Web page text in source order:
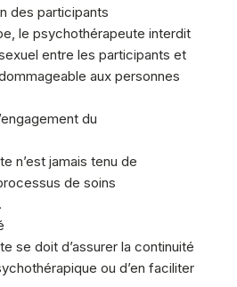
des participants
le psychothérapeute interdit
entre les participants et
aux personnes
du
n’est jamais tenu de
de soins
se doit d’assurer la continuité
ou d’en faciliter